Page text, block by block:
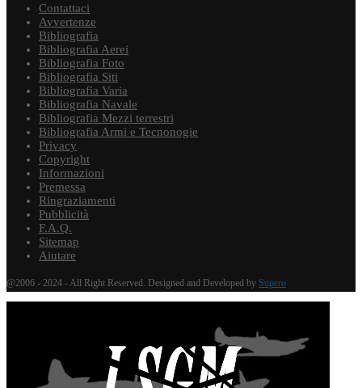
Contattaci
Avvertenze
Bibliografia
Bibliografia Aerei
Bibliografia Foto
Bibliografia Siti
Bibliografia Varia
Bibliografia Navale
Bibliografia Mezzi terrestri
Bibliografia Armi e Tecnonogie
Privacy
Copyright
Informazioni
Premessa
Ringraziamenti
Pubblicità
F.A.Q.
Sitemap
Aiutare
@2006 - 2024 - All Right Reserved. Designed and Developed by Supero